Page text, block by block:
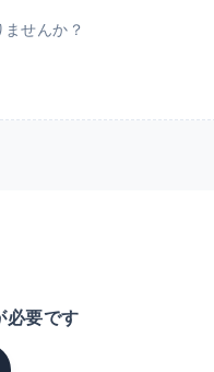
せんか？
必要です